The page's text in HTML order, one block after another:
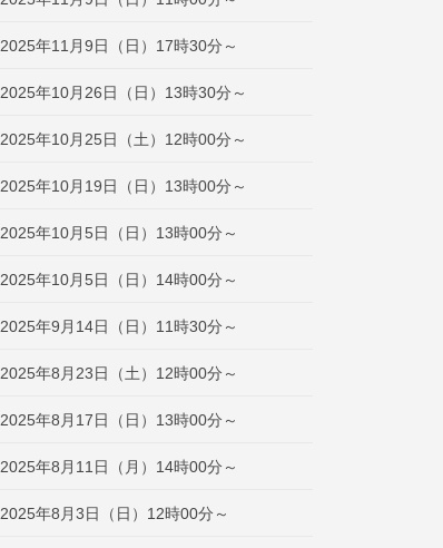
2025年11月9日（日）17時30分～
2025年10月26日（日）13時30分～
2025年10月25日（土）12時00分～
2025年10月19日（日）13時00分～
2025年10月5日（日）13時00分～
2025年10月5日（日）14時00分～
2025年9月14日（日）11時30分～
2025年8月23日（土）12時00分～
2025年8月17日（日）13時00分～
2025年8月11日（月）14時00分～
2025年8月3日（日）12時00分～